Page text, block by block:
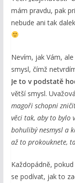
mám pravdu, pak
nebude ani tak
Nevím, jak Vám,
smysl, čímž
Je to v podstatě
větší smysl.
magoři schopni
věci tak, aby to bylo
bohulibý nesmysl a
až to prokouknete,
Každopádně,
se podívat, jak to